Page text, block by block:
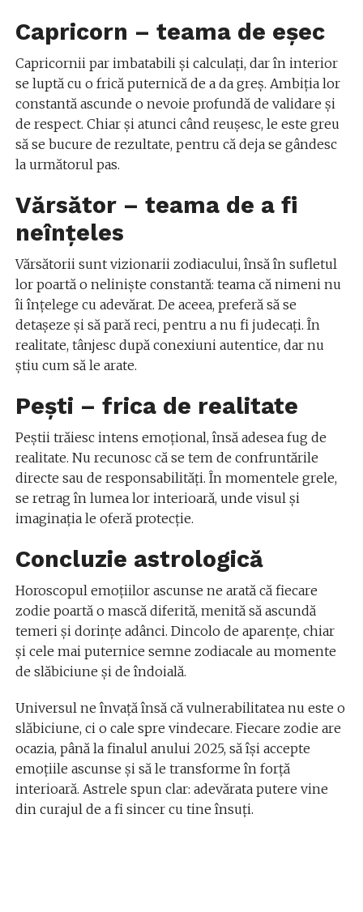
Capricorn – teama de eșec
Capricornii par imbatabili și calculați, dar în interior
se luptă cu o frică puternică de a da greș. Ambiția lor
constantă ascunde o nevoie profundă de validare și
de respect. Chiar și atunci când reușesc, le este greu
să se bucure de rezultate, pentru că deja se gândesc
la următorul pas.
Vărsător – teama de a fi
neînțeles
Vărsătorii sunt vizionarii zodiacului, însă în sufletul
lor poartă o neliniște constantă: teama că nimeni nu
îi înțelege cu adevărat. De aceea, preferă să se
detașeze și să pară reci, pentru a nu fi judecați. În
realitate, tânjesc după conexiuni autentice, dar nu
știu cum să le arate.
Pești – frica de realitate
Peștii trăiesc intens emoțional, însă adesea fug de
realitate. Nu recunosc că se tem de confruntările
directe sau de responsabilități. În momentele grele,
se retrag în lumea lor interioară, unde visul și
imaginația le oferă protecție.
Concluzie astrologică
Horoscopul emoțiilor ascunse ne arată că fiecare
zodie poartă o mască diferită, menită să ascundă
temeri și dorințe adânci. Dincolo de aparențe, chiar
și cele mai puternice semne zodiacale au momente
de slăbiciune și de îndoială.
Universul ne învață însă că vulnerabilitatea nu este o
slăbiciune, ci o cale spre vindecare. Fiecare zodie are
ocazia, până la finalul anului 2025, să își accepte
emoțiile ascunse și să le transforme în forță
interioară. Astrele spun clar: adevărata putere vine
din curajul de a fi sincer cu tine însuți.